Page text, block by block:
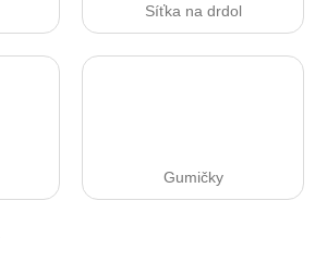
Síťka na drdol
Gumičky